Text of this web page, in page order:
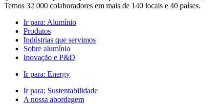
Temos 32 000 colaboradores em mais de 140 locais e 40 países.
Ir para: Alumínio
Produtos
Indústrias que servimos
Sobre alumínio
Inovação e P&D
Ir para: Energy
Ir para: Sustentabilidade
A nossa abordagem